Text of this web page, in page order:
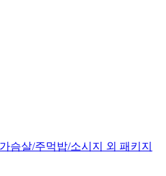
슴살/주먹밥/소시지 외 패키지